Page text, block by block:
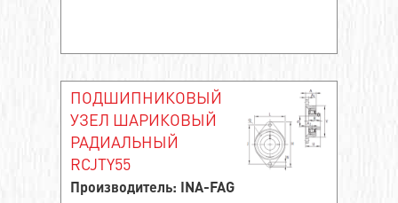
ПОДШИПНИКОВЫЙ
УЗЕЛ ШАРИКОВЫЙ
РАДИАЛЬНЫЙ
RCJTY55
Производитель: INA-FAG